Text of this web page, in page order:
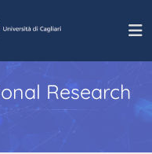
Research